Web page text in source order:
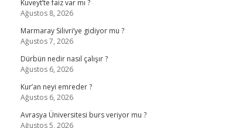
Kuveyt’te faiz var mı ?
Ağustos 8, 2026
Marmaray Silivri’ye gidiyor mu ?
Ağustos 7, 2026
Dürbün nedir nasıl çalışır ?
Ağustos 6, 2026
Kur’an neyi emreder ?
Ağustos 6, 2026
Avrasya Üniversitesi burs veriyor mu ?
Ağustos 5, 2026